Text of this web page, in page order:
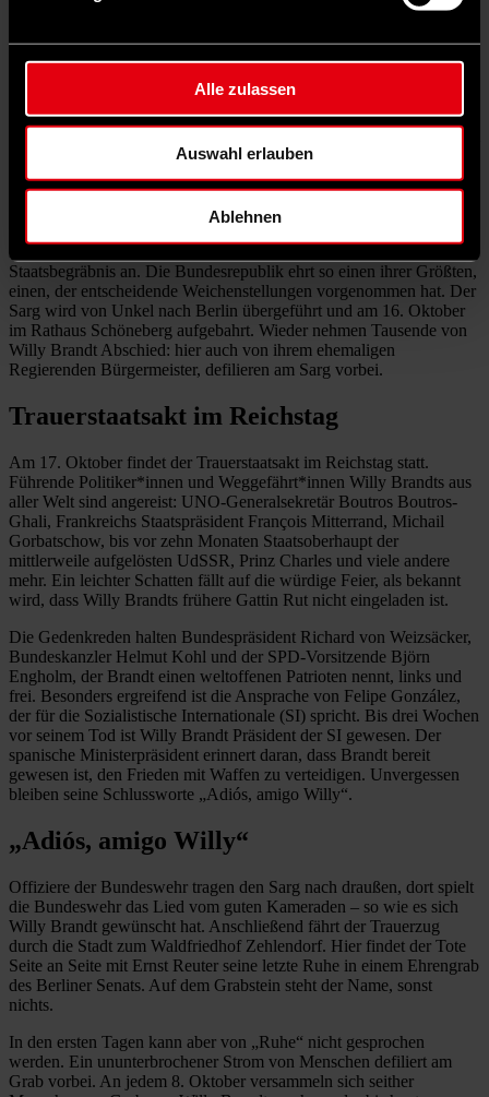
Alle zulassen
Auswahl erlauben
Ablehnen
durch, bis er das Buch findet.
Reich-Ranicki: „noch einmal Dank“
Aus den Nachrufen sticht der von Marcel Reich-Ranicki in der
„FAZ“ heraus: „Was ich empfunden habe, als ich um zwei Uhr
Dank. Noch einmal: Denn seit jenem Tag, da die Weltpresse das
Bild des vor dem Denkmal des Warschauer Gettos knienden Willy
Brandt gezeigt hatte, wusste ich, dass ich ihm bis zum Ende meines
Lebens Dank schuldig sein werde.“
Der Bundespräsident ordnet für den Verstorbenen ein
Staatsbegräbnis an. Die Bundesrepublik ehrt so einen ihrer Größten,
einen, der entscheidende Weichenstellungen vorgenommen hat. Der
Sarg wird von Unkel nach Berlin übergeführt und am 16. Oktober
im Rathaus Schöneberg aufgebahrt. Wieder nehmen Tausende von
Willy Brandt Abschied: hier auch von ihrem ehemaligen
Regierenden Bürgermeister, defilieren am Sarg vorbei.
Trauerstaatsakt im Reichstag
Am 17. Oktober findet der Trauerstaatsakt im Reichstag statt.
Führende Politiker*innen und Weggefährt*innen Willy Brandts aus
aller Welt sind angereist: UNO-Generalsekretär Boutros Boutros-
Ghali, Frankreichs Staatspräsident François Mitterrand, Michail
Gorbatschow, bis vor zehn Monaten Staatsoberhaupt der
mittlerweile aufgelösten UdSSR, Prinz Charles und viele andere
mehr. Ein leichter Schatten fällt auf die würdige Feier, als bekannt
wird, dass Willy Brandts frühere Gattin Rut nicht eingeladen ist.
Die Gedenkreden halten Bundespräsident Richard von Weizsäcker,
Bundeskanzler Helmut Kohl und der SPD-Vorsitzende Björn
Engholm, der Brandt einen weltoffenen Patrioten nennt, links und
frei. Besonders ergreifend ist die Ansprache von Felipe González,
der für die Sozialistische Internationale (SI) spricht. Bis drei Wochen
vor seinem Tod ist Willy Brandt Präsident der SI gewesen. Der
spanische Ministerpräsident erinnert daran, dass Brandt bereit
gewesen ist, den Frieden mit Waffen zu verteidigen. Unvergessen
bleiben seine Schlussworte „Adiós, amigo Willy“.
„Adiós, amigo Willy“
Offiziere der Bundeswehr tragen den Sarg nach draußen, dort spielt
die Bundeswehr das Lied vom guten Kameraden – so wie es sich
Willy Brandt gewünscht hat. Anschließend fährt der Trauerzug
durch die Stadt zum Waldfriedhof Zehlendorf. Hier findet der Tote
Seite an Seite mit Ernst Reuter seine letzte Ruhe in einem Ehrengrab
des Berliner Senats. Auf dem Grabstein steht der Name, sonst
nichts.
In den ersten Tagen kann aber von „Ruhe“ nicht gesprochen
werden. Ein ununterbrochener Strom von Menschen defiliert am
Grab vorbei. An jedem 8. Oktober versammeln sich seither